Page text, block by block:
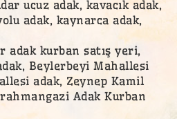
ucuz adak, kavacık adak,
adak, kaynarca adak,
adak kurban satış yeri,
Beylerbeyi Mahallesi
adak, Zeynep Kamil
Adak Kurban